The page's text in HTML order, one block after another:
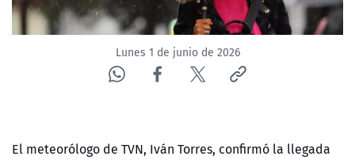
CANAL DE DENUNCIAS
ÁREA DE PROYECTOSLunes 1 de junio de 2026
El meteorólogo de TVN, Iván Torres, confirmó la llegada